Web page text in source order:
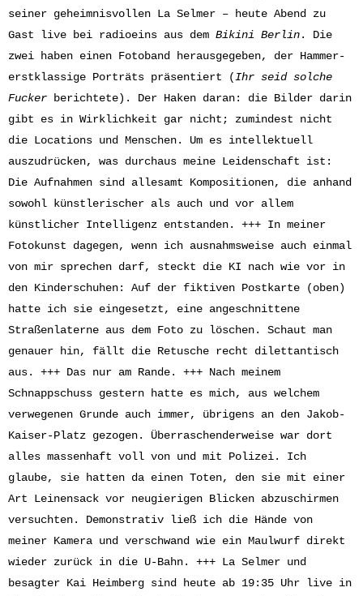
seiner geheimnisvollen La Selmer – heute Abend zu
Gast live bei radioeins aus dem Bikini Berlin. Die
zwei haben einen Fotoband herausgegeben, der Hammer-
erstklassige Porträts präsentiert (Ihr seid solche
Fucker berichtete). Der Haken daran: die Bilder darin
gibt es in Wirklichkeit gar nicht; zumindest nicht
die Locations und Menschen. Um es intellektuell
auszudrücken, was durchaus meine Leidenschaft ist:
Die Aufnahmen sind allesamt Kompositionen, die anhand
sowohl künstlerischer als auch und vor allem
künstlicher Intelligenz entstanden. +++ In meiner
Fotokunst dagegen, wenn ich ausnahmsweise auch einmal
von mir sprechen darf, steckt die KI nach wie vor in
den Kinderschuhen: Auf der fiktiven Postkarte (oben)
hatte ich sie eingesetzt, eine angeschnittene
Straßenlaterne aus dem Foto zu löschen. Schaut man
genauer hin, fällt die Retusche recht dilettantisch
aus. +++ Das nur am Rande. +++ Nach meinem
Schnappschuss gestern hatte es mich, aus welchem
verwegenen Grunde auch immer, übrigens an den Jakob-
Kaiser-Platz gezogen. Überraschenderweise war dort
alles massenhaft voll von und mit Polizei. Ich
glaube, sie hatten da einen Toten, den sie mit einer
Art Leinensack vor neugierigen Blicken abzuschirmen
versuchten. Demonstrativ ließ ich die Hände von
meiner Kamera und verschwand wie ein Maulwurf direkt
wieder zurück in die U-Bahn. +++ La Selmer und
besagter Kai Heimberg sind heute ab 19:35 Uhr live in